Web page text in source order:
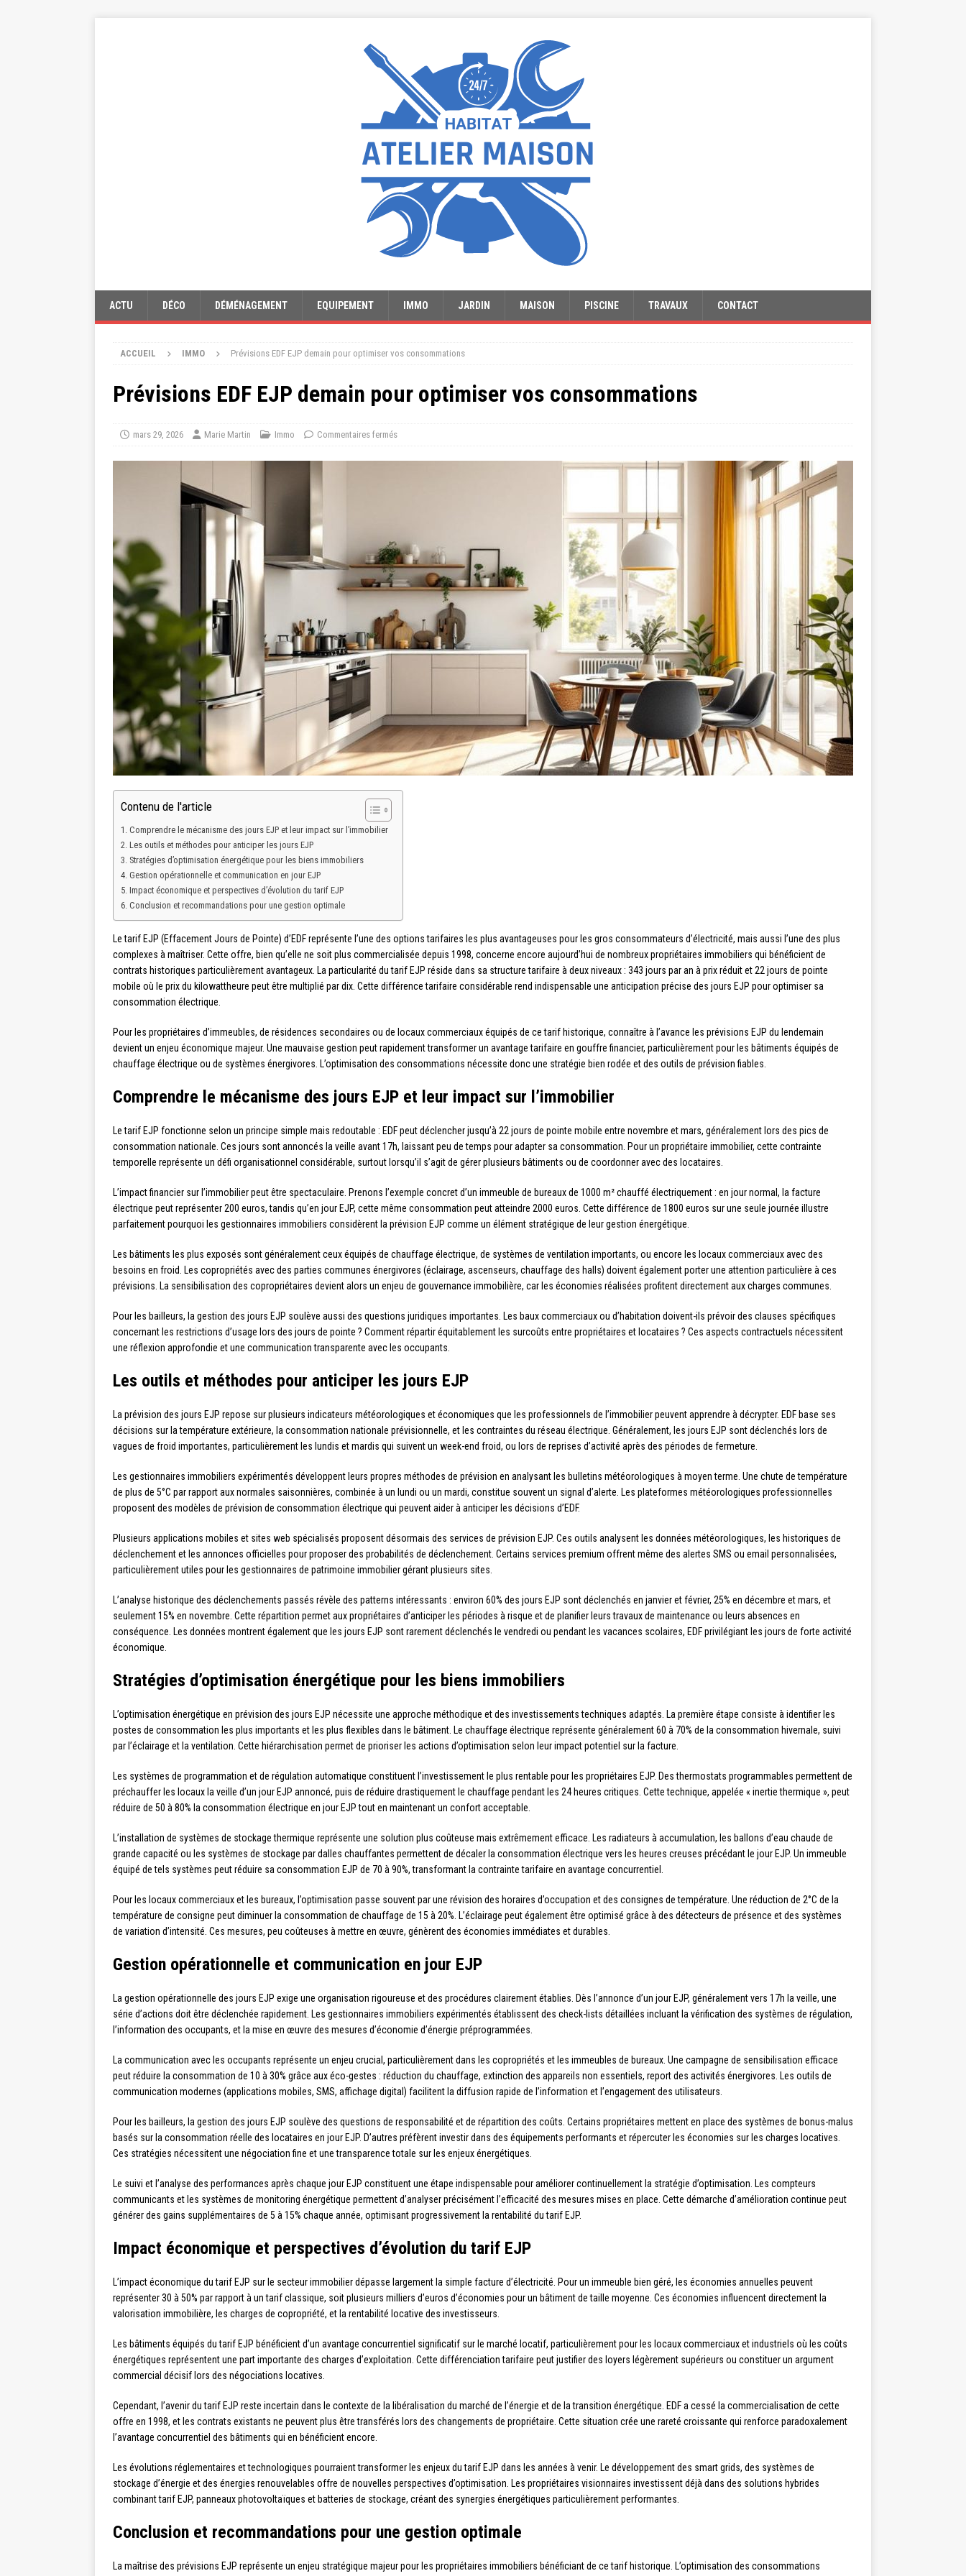
ACTU DÉCO DÉMÉNAGEMENT EQUIPEMENT IMMO JARDIN MAISON PISCINE TRAVAUX CONTACT
ACCUEIL IMMO Prévisions EDF EJP demain pour optimiser vos consommations
Prévisions EDF EJP demain pour optimiser vos consommations
mars 29, 2026 Marie Martin Immo Commentaires fermés
Contenu de l'article
Comprendre le mécanisme des jours EJP et leur impact sur l’immobilier
Les outils et méthodes pour anticiper les jours EJP
Stratégies d’optimisation énergétique pour les biens immobiliers
Gestion opérationnelle et communication en jour EJP
Impact économique et perspectives d’évolution du tarif EJP
Conclusion et recommandations pour une gestion optimale
Le tarif EJP (Effacement Jours de Pointe) d’EDF représente l’une des options tarifaires les plus avantageuses pour les gros consommateurs d’électricité, mais aussi l’une des plus
complexes à maîtriser. Cette offre, bien qu’elle ne soit plus commercialisée depuis 1998, concerne encore aujourd’hui de nombreux propriétaires immobiliers qui bénéficient de
contrats historiques particulièrement avantageux. La particularité du tarif EJP réside dans sa structure tarifaire à deux niveaux : 343 jours par an à prix réduit et 22 jours de pointe
mobile où le prix du kilowattheure peut être multiplié par dix. Cette différence tarifaire considérable rend indispensable une anticipation précise des jours EJP pour optimiser sa
consommation électrique.
Pour les propriétaires d’immeubles, de résidences secondaires ou de locaux commerciaux équipés de ce tarif historique, connaître à l’avance les prévisions EJP du lendemain
devient un enjeu économique majeur. Une mauvaise gestion peut rapidement transformer un avantage tarifaire en gouffre financier, particulièrement pour les bâtiments équipés de
chauffage électrique ou de systèmes énergivores. L’optimisation des consommations nécessite donc une stratégie bien rodée et des outils de prévision fiables.
Comprendre le mécanisme des jours EJP et leur impact sur l’immobilier
Le tarif EJP fonctionne selon un principe simple mais redoutable : EDF peut déclencher jusqu’à 22 jours de pointe mobile entre novembre et mars, généralement lors des pics de
consommation nationale. Ces jours sont annoncés la veille avant 17h, laissant peu de temps pour adapter sa consommation. Pour un propriétaire immobilier, cette contrainte
temporelle représente un défi organisationnel considérable, surtout lorsqu’il s’agit de gérer plusieurs bâtiments ou de coordonner avec des locataires.
L’impact financier sur l’immobilier peut être spectaculaire. Prenons l’exemple concret d’un immeuble de bureaux de 1000 m² chauffé électriquement : en jour normal, la facture
électrique peut représenter 200 euros, tandis qu’en jour EJP, cette même consommation peut atteindre 2000 euros. Cette différence de 1800 euros sur une seule journée illustre
parfaitement pourquoi les gestionnaires immobiliers considèrent la prévision EJP comme un élément stratégique de leur gestion énergétique.
Les bâtiments les plus exposés sont généralement ceux équipés de chauffage électrique, de systèmes de ventilation importants, ou encore les locaux commerciaux avec des
besoins en froid. Les copropriétés avec des parties communes énergivores (éclairage, ascenseurs, chauffage des halls) doivent également porter une attention particulière à ces
prévisions. La sensibilisation des copropriétaires devient alors un enjeu de gouvernance immobilière, car les économies réalisées profitent directement aux charges communes.
Pour les bailleurs, la gestion des jours EJP soulève aussi des questions juridiques importantes. Les baux commerciaux ou d’habitation doivent-ils prévoir des clauses spécifiques
concernant les restrictions d’usage lors des jours de pointe ? Comment répartir équitablement les surcoûts entre propriétaires et locataires ? Ces aspects contractuels nécessitent
une réflexion approfondie et une communication transparente avec les occupants.
Les outils et méthodes pour anticiper les jours EJP
La prévision des jours EJP repose sur plusieurs indicateurs météorologiques et économiques que les professionnels de l’immobilier peuvent apprendre à décrypter. EDF base ses
décisions sur la température extérieure, la consommation nationale prévisionnelle, et les contraintes du réseau électrique. Généralement, les jours EJP sont déclenchés lors de
vagues de froid importantes, particulièrement les lundis et mardis qui suivent un week-end froid, ou lors de reprises d’activité après des périodes de fermeture.
Les gestionnaires immobiliers expérimentés développent leurs propres méthodes de prévision en analysant les bulletins météorologiques à moyen terme. Une chute de température
de plus de 5°C par rapport aux normales saisonnières, combinée à un lundi ou un mardi, constitue souvent un signal d’alerte. Les plateformes météorologiques professionnelles
proposent des modèles de prévision de consommation électrique qui peuvent aider à anticiper les décisions d’EDF.
Plusieurs applications mobiles et sites web spécialisés proposent désormais des services de prévision EJP. Ces outils analysent les données météorologiques, les historiques de
déclenchement et les annonces officielles pour proposer des probabilités de déclenchement. Certains services premium offrent même des alertes SMS ou email personnalisées,
particulièrement utiles pour les gestionnaires de patrimoine immobilier gérant plusieurs sites.
L’analyse historique des déclenchements passés révèle des patterns intéressants : environ 60% des jours EJP sont déclenchés en janvier et février, 25% en décembre et mars, et
seulement 15% en novembre. Cette répartition permet aux propriétaires d’anticiper les périodes à risque et de planifier leurs travaux de maintenance ou leurs absences en
conséquence. Les données montrent également que les jours EJP sont rarement déclenchés le vendredi ou pendant les vacances scolaires, EDF privilégiant les jours de forte activité
économique.
Stratégies d’optimisation énergétique pour les biens immobiliers
L’optimisation énergétique en prévision des jours EJP nécessite une approche méthodique et des investissements techniques adaptés. La première étape consiste à identifier les
postes de consommation les plus importants et les plus flexibles dans le bâtiment. Le chauffage électrique représente généralement 60 à 70% de la consommation hivernale, suivi
par l’éclairage et la ventilation. Cette hiérarchisation permet de prioriser les actions d’optimisation selon leur impact potentiel sur la facture.
Les systèmes de programmation et de régulation automatique constituent l’investissement le plus rentable pour les propriétaires EJP. Des thermostats programmables permettent de
préchauffer les locaux la veille d’un jour EJP annoncé, puis de réduire drastiquement le chauffage pendant les 24 heures critiques. Cette technique, appelée « inertie thermique », peut
réduire de 50 à 80% la consommation électrique en jour EJP tout en maintenant un confort acceptable.
L’installation de systèmes de stockage thermique représente une solution plus coûteuse mais extrêmement efficace. Les radiateurs à accumulation, les ballons d’eau chaude de
grande capacité ou les systèmes de stockage par dalles chauffantes permettent de décaler la consommation électrique vers les heures creuses précédant le jour EJP. Un immeuble
équipé de tels systèmes peut réduire sa consommation EJP de 70 à 90%, transformant la contrainte tarifaire en avantage concurrentiel.
Pour les locaux commerciaux et les bureaux, l’optimisation passe souvent par une révision des horaires d’occupation et des consignes de température. Une réduction de 2°C de la
température de consigne peut diminuer la consommation de chauffage de 15 à 20%. L’éclairage peut également être optimisé grâce à des détecteurs de présence et des systèmes
de variation d’intensité. Ces mesures, peu coûteuses à mettre en œuvre, génèrent des économies immédiates et durables.
Gestion opérationnelle et communication en jour EJP
La gestion opérationnelle des jours EJP exige une organisation rigoureuse et des procédures clairement établies. Dès l’annonce d’un jour EJP, généralement vers 17h la veille, une
série d’actions doit être déclenchée rapidement. Les gestionnaires immobiliers expérimentés établissent des check-lists détaillées incluant la vérification des systèmes de régulation,
l’information des occupants, et la mise en œuvre des mesures d’économie d’énergie préprogrammées.
La communication avec les occupants représente un enjeu crucial, particulièrement dans les copropriétés et les immeubles de bureaux. Une campagne de sensibilisation efficace
peut réduire la consommation de 10 à 30% grâce aux éco-gestes : réduction du chauffage, extinction des appareils non essentiels, report des activités énergivores. Les outils de
communication modernes (applications mobiles, SMS, affichage digital) facilitent la diffusion rapide de l’information et l’engagement des utilisateurs.
Pour les bailleurs, la gestion des jours EJP soulève des questions de responsabilité et de répartition des coûts. Certains propriétaires mettent en place des systèmes de bonus-malus
basés sur la consommation réelle des locataires en jour EJP. D’autres préfèrent investir dans des équipements performants et répercuter les économies sur les charges locatives.
Ces stratégies nécessitent une négociation fine et une transparence totale sur les enjeux énergétiques.
Le suivi et l’analyse des performances après chaque jour EJP constituent une étape indispensable pour améliorer continuellement la stratégie d’optimisation. Les compteurs
communicants et les systèmes de monitoring énergétique permettent d’analyser précisément l’efficacité des mesures mises en place. Cette démarche d’amélioration continue peut
générer des gains supplémentaires de 5 à 15% chaque année, optimisant progressivement la rentabilité du tarif EJP.
Impact économique et perspectives d’évolution du tarif EJP
L’impact économique du tarif EJP sur le secteur immobilier dépasse largement la simple facture d’électricité. Pour un immeuble bien géré, les économies annuelles peuvent
représenter 30 à 50% par rapport à un tarif classique, soit plusieurs milliers d’euros d’économies pour un bâtiment de taille moyenne. Ces économies influencent directement la
valorisation immobilière, les charges de copropriété, et la rentabilité locative des investisseurs.
Les bâtiments équipés du tarif EJP bénéficient d’un avantage concurrentiel significatif sur le marché locatif, particulièrement pour les locaux commerciaux et industriels où les coûts
énergétiques représentent une part importante des charges d’exploitation. Cette différenciation tarifaire peut justifier des loyers légèrement supérieurs ou constituer un argument
commercial décisif lors des négociations locatives.
Cependant, l’avenir du tarif EJP reste incertain dans le contexte de la libéralisation du marché de l’énergie et de la transition énergétique. EDF a cessé la commercialisation de cette
offre en 1998, et les contrats existants ne peuvent plus être transférés lors des changements de propriétaire. Cette situation crée une rareté croissante qui renforce paradoxalement
l’avantage concurrentiel des bâtiments qui en bénéficient encore.
Les évolutions réglementaires et technologiques pourraient transformer les enjeux du tarif EJP dans les années à venir. Le développement des smart grids, des systèmes de
stockage d’énergie et des énergies renouvelables offre de nouvelles perspectives d’optimisation. Les propriétaires visionnaires investissent déjà dans des solutions hybrides
combinant tarif EJP, panneaux photovoltaïques et batteries de stockage, créant des synergies énergétiques particulièrement performantes.
Conclusion et recommandations pour une gestion optimale
La maîtrise des prévisions EJP représente un enjeu stratégique majeur pour les propriétaires immobiliers bénéficiant de ce tarif historique. L’optimisation des consommations